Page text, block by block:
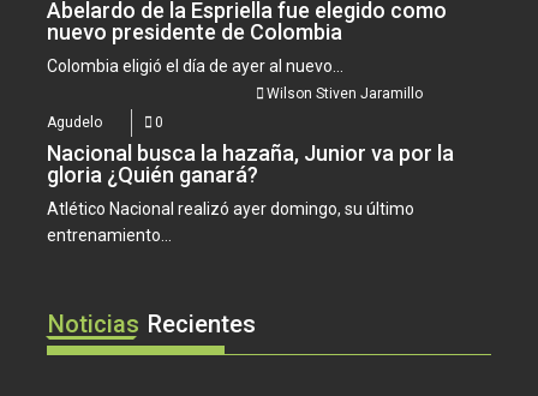
Abelardo de la Espriella fue elegido como
nuevo presidente de Colombia
Colombia eligió el día de ayer al nuevo...
Wilson Stiven Jaramillo
Agudelo
0
Nacional busca la hazaña, Junior va por la
gloria ¿Quién ganará?
Atlético Nacional realizó ayer domingo, su último
entrenamiento...
Noticias Recientes